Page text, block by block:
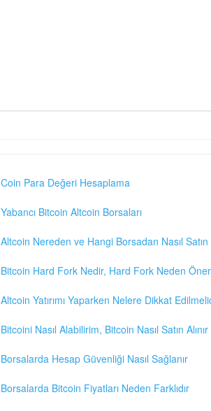
Coin Para Değeri Hesaplama
Yabancı Bitcoin Altcoin Borsaları
Altcoin Nereden ve Hangi Borsadan Nasıl Satın
Bitcoin Hard Fork Nedir, Hard Fork Neden
Altcoin Yatırımı Yaparken Nelere Dikkat
Bitcoini Nasıl Alabilirim, Bitcoin Nasıl Satın
Borsalarda Hesap Güvenliği Nasıl Sağlanır
Borsalarda Bitcoin Fiyatları Neden Farklıdır